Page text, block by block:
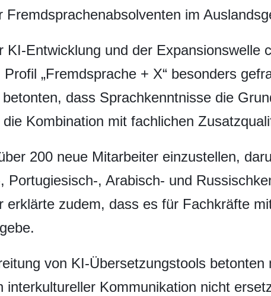
Fremdsprachenabsolventen im
KI-Entwicklung und der Expansionswelle
„Fremdsprache + X“ besonders
dass Sprachkenntnisse die
Kombination mit fachlichen
200 neue Mitarbeiter einzustellen,
Portugiesisch-, Arabisch- und
erklärte zudem, dass es für Fachkräfte
von KI-Übersetzungstools
interkultureller Kommunikation nicht